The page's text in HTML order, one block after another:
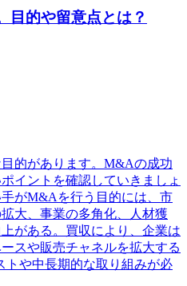
目的や留意点とは？
的があります。M&Aの成功
イントを確認していきましょ
がM&Aを行う目的には、市
大、事業の多角化、人材獲
がある。買収により、企業は
スや販売チャネルを拡大する
や中長期的な取り組みが必